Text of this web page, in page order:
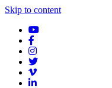
Skip to content